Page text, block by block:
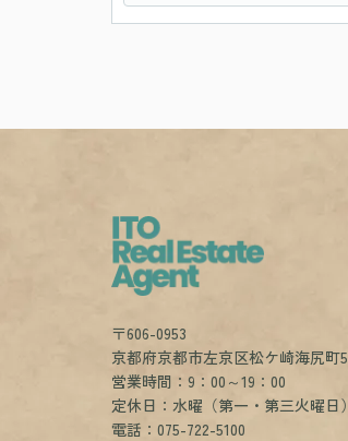
〒606-0953
京都府京都市左京区松ケ崎海尻町5
営業時間：9：00～19：00
定休日：水曜（第一・第三火曜日）
電話：075-722-5100